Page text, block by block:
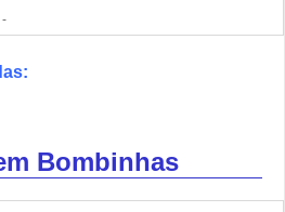
Bombinhas